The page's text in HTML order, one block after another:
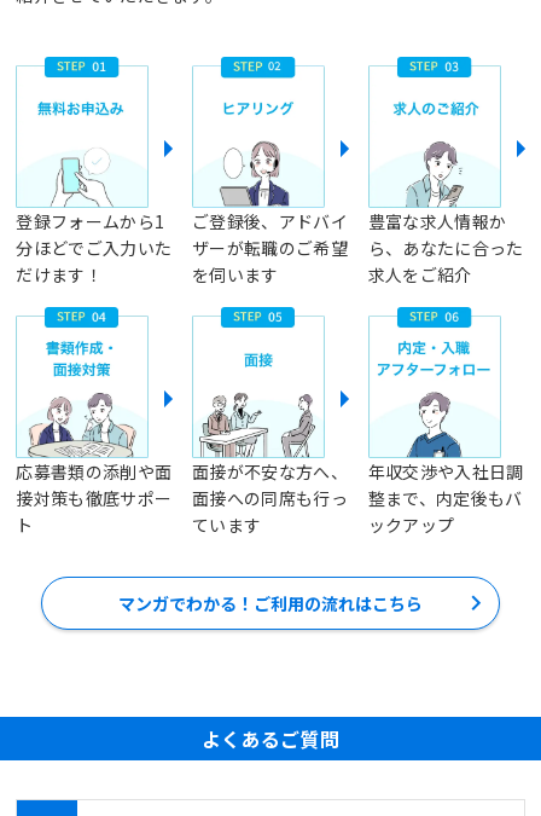
登録フォームから1
分ほどでご入力いた
だけます！
ご登録後、アドバイ
ザーが転職のご希望
を伺います
豊富な求人情報か
ら、あなたに合った
求人をご紹介
応募書類の添削や面
接対策も徹底サポー
ト
面接が不安な方へ、
面接への同席も行っ
ています
年収交渉や入社日調
整まで、内定後もバ
ックアップ
マンガでわかる！ご利用の流れはこちら
よくあるご質問